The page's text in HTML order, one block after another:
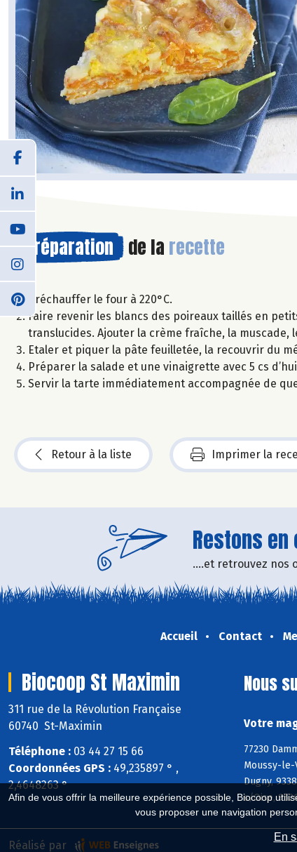
Afin de vous offrir la meilleure expérience possible, Biocoop
vous proposer une navigation
En
Préparation de la recette
Préchauffer le four à 220°C.
Faire revenir les blancs des poireaux taillés en
translucides. Ajouter la crème fraîche, la
Etaler et piquer la pâte feuilletée, la recouvrir du
Préparer la salade et une vinaigrette avec 5 cs
Servir la tarte immédiatement accompagnée de
Retour à la liste Imprimer la
Restons
....et retrouvez nos
Accueil Contact
Biocoop St Maximin
311 rue de la Révolution Française
60740 St-Maximin
Téléphone : 03 44 27 15 66
Coordonnées GPS : 49,235897 ° ,
2,4648263 °
Nous
Votre
77230
Moussy-le-
Dugny,
s/Oise,
Réalisé par